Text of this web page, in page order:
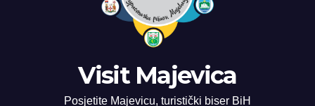
Visit Majevica
Posjetite Majevicu, turistički biser BiH